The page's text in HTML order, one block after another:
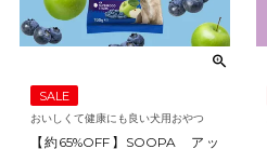
SALE
おいしくて健康にも良い犬用おやつ
【約65%OFF】SOOPA アッ